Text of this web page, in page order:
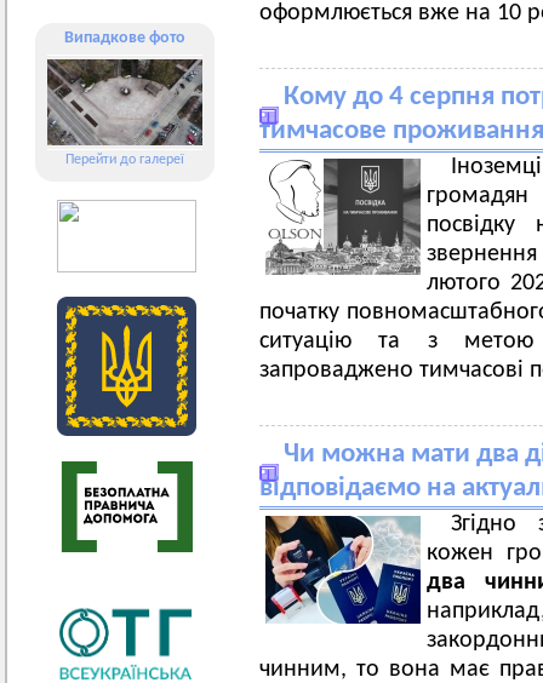
Випадкове фото
Перейти до галереї
оформлюється вже на 10
Кому до 4 серпня
тимчасове
громадян
лютого
початку
ситуацію та з метою
запроваджено тимчасові
Чи можна мати два
відповідаємо на
Згідно
кожен
два
чинним, то вона має